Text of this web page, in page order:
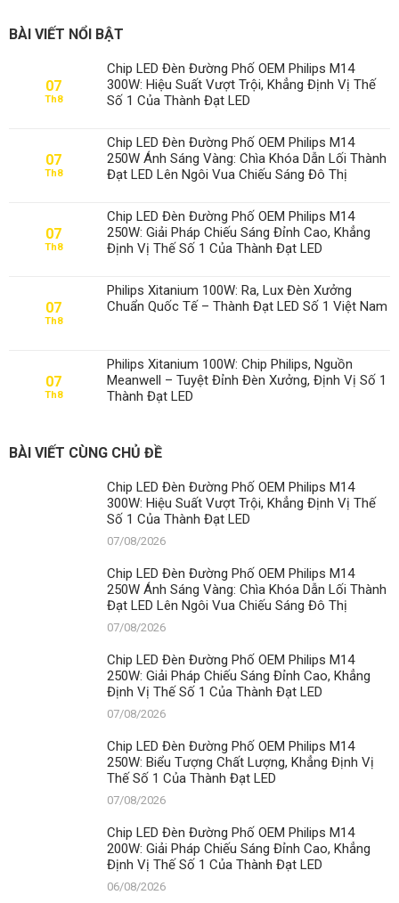
BÀI VIẾT NỔI BẬT
07
Th8
Chip LED Đèn Đường Phố OEM Philips M14
300W: Hiệu Suất Vượt Trội, Khẳng Định Vị Thế
Số 1 Của Thành Đạt LED
07
Th8
Chip LED Đèn Đường Phố OEM Philips M14
250W Ánh Sáng Vàng: Chìa Khóa Dẫn Lối Thành
Đạt LED Lên Ngôi Vua Chiếu Sáng Đô Thị
07
Th8
Chip LED Đèn Đường Phố OEM Philips M14
250W: Giải Pháp Chiếu Sáng Đỉnh Cao, Khẳng
Định Vị Thế Số 1 Của Thành Đạt LED
07
Th8
Philips Xitanium 100W: Ra, Lux Đèn Xưởng
Chuẩn Quốc Tế – Thành Đạt LED Số 1 Việt Nam
07
Th8
Philips Xitanium 100W: Chip Philips, Nguồn
Meanwell – Tuyệt Đỉnh Đèn Xưởng, Định Vị Số 1
Thành Đạt LED
BÀI VIẾT CÙNG CHỦ ĐỀ
Chip LED Đèn Đường Phố OEM Philips M14
300W: Hiệu Suất Vượt Trội, Khẳng Định Vị Thế
Số 1 Của Thành Đạt LED
07/08/2026
Chip LED Đèn Đường Phố OEM Philips M14
250W Ánh Sáng Vàng: Chìa Khóa Dẫn Lối Thành
Đạt LED Lên Ngôi Vua Chiếu Sáng Đô Thị
07/08/2026
Chip LED Đèn Đường Phố OEM Philips M14
250W: Giải Pháp Chiếu Sáng Đỉnh Cao, Khẳng
Định Vị Thế Số 1 Của Thành Đạt LED
07/08/2026
Chip LED Đèn Đường Phố OEM Philips M14
250W: Biểu Tượng Chất Lượng, Khẳng Định Vị
Thế Số 1 Của Thành Đạt LED
07/08/2026
Chip LED Đèn Đường Phố OEM Philips M14
200W: Giải Pháp Chiếu Sáng Đỉnh Cao, Khẳng
Định Vị Thế Số 1 Của Thành Đạt LED
06/08/2026